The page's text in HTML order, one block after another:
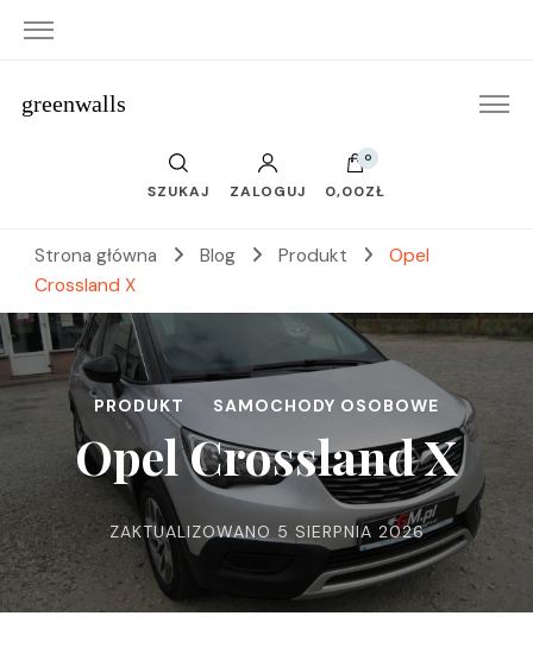
greenwalls
SZUKAJ ZALOGUJ
0
0,00ZŁ
Strona główna Blog Produkt
Opel
Crossland X
PRODUKT SAMOCHODY OSOBOWE
Opel Crossland X
ZAKTUALIZOWANO 5 SIERPNIA 2026